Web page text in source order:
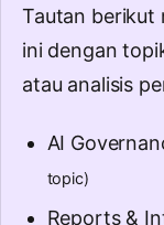
Tautan berikut
ini dengan
atau analisis
AI
topic)
Reports &